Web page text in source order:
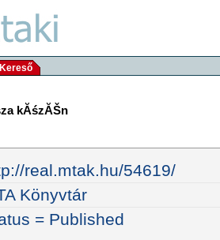
Kereső
kĂśzĂŠn
real.mtak.hu/54619/
Könyvtár
= Published